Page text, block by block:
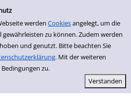
werden Cookiesangelegt, um die
zu können. Zudem werden
und genutzt. Bitte beachten Sie
. Mit der weiteren
zu.